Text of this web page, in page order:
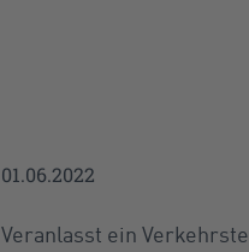
01.06.2022
Veranlasst ein